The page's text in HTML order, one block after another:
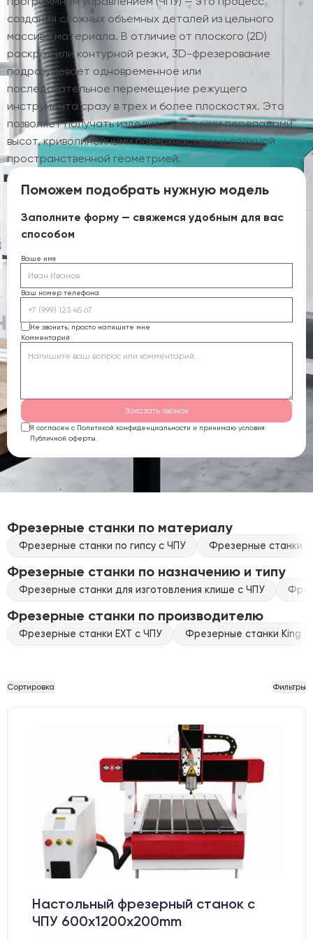
создания сложных объемных деталей из цельного
массива материала. В отличие от плоского (2D)
раскроя или контурной резки, 3D-фрезерование
подразумевает одновременное или
последовательное перемещение режущего
инструмента сразу в трех и более плоскостях. Это
позволяет получать изделия с плавными перепадами
высот, криволинейными поверхностями и сложной
пространственной геометрией.
Поможем подобрать нужную модель
Заполните форму — свяжемся удобным для вас
способом
Ваше имя
Ваш номер телефона
Не звонить, просто напишите мне
Комментарий
Заказать звонок
Я согласен с Политикой конфиденциальности и принимаю условия
Публичной оферты.
Фрезерные станки по материалу
Фрезерные станки по гипсу с ЧПУ Фрезерные станки
Фрезерные станки по назначению и типу
Фрезерные станки для изготовления клише с ЧПУ
Фрезерные станки по производителю
Фрезерные станки EXT с ЧПУ Фрезерные станки King
Сортировка Фильтры
Настольный фрезерный станок с
ЧПУ 600x1200x200mm